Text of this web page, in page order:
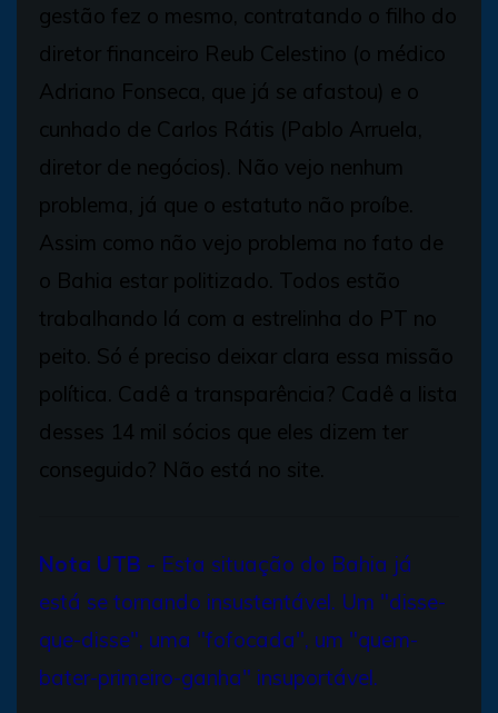
gestão fez o mesmo, contratando o filho do
diretor financeiro Reub Celestino (o médico
Adriano Fonseca, que já se afastou) e o
cunhado de Carlos Rátis (Pablo Arruela,
diretor de negócios). Não vejo nenhum
problema, já que o estatuto não proíbe.
Assim como não vejo problema no fato de
o Bahia estar politizado. Todos estão
trabalhando lá com a estrelinha do PT no
peito. Só é preciso deixar clara essa missão
política. Cadê a transparência? Cadê a lista
desses 14 mil sócios que eles dizem ter
conseguido? Não está no site.
Nota UTB - Esta situação do Bahia já
está se tornando insustentável. Um "disse-
que-disse", uma "fofocada", um "quem-
bater-primeiro-ganha" insuportável.